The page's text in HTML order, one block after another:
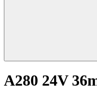
A280 24V